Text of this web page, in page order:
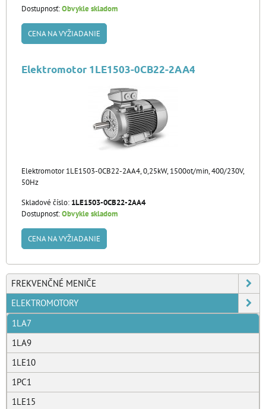
Dostupnosť:Obvykle skladom
CENA NA VYŽIADANIE
Elektromotor 1LE1503-0CB22-2AA4
Elektromotor 1LE1503-0CB22-2AA4, 0,25kW, 1500ot/min, 400/230V,
50Hz
Skladové číslo: 1LE1503-0CB22-2AA4
Dostupnosť:Obvykle skladom
CENA NA VYŽIADANIE
FREKVENČNÉ MENIČE
ELEKTROMOTORY
1LA7
1LA9
1LE10
1PC1
1LE15